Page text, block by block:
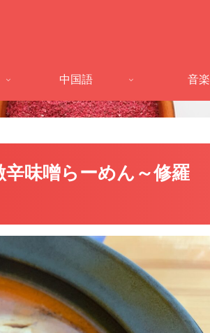
中国語 音楽
辛味噌らーめん～修羅